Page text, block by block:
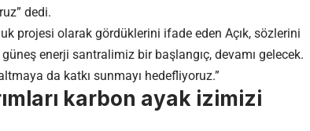
dedi.
projesi olarak gördüklerini ifade eden Açık, sözlerini
enerji santralimiz bir başlangıç, devamı gelecek.
da katkı sunmayı hedefliyoruz.”
karbon ayak izimizi